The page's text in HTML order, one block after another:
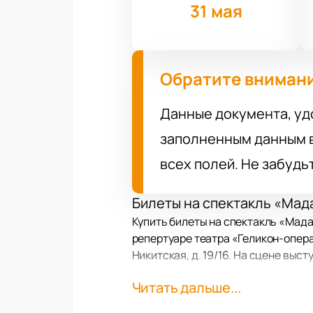
31 мая
Обратите
Данные документа,
заполненным данным
всех полей. Не
Билеты на спектакль
Купить билеты на спектакль
репертуаре театра «Геликон-
Никитская, д. 19/16. На сцене
Сюжет
Читать дальше...